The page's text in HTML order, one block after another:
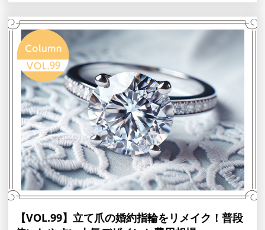
【VOL.99】立て爪の婚約指輪をリメイク！普段